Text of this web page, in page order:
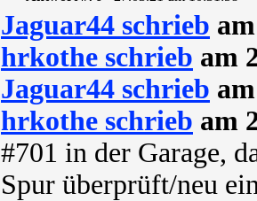
Jaguar44 schrieb
hrkothe schrieb am
Jaguar44 schrieb
hrkothe schrieb am
#701 in der Garage,
Spur überprüft/neu